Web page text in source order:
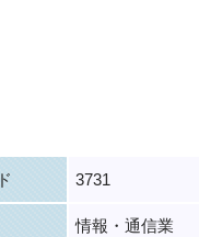
3731
情報・通信業